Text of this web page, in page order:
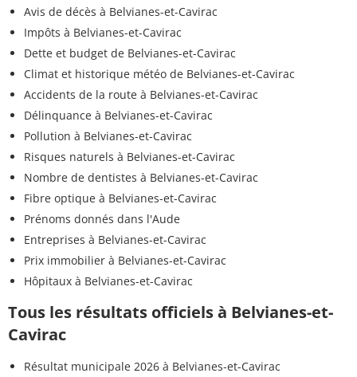
Avis de décès à Belvianes-et-Cavirac
Impôts à Belvianes-et-Cavirac
Dette et budget de Belvianes-et-Cavirac
Climat et historique météo de Belvianes-et-Cavirac
Accidents de la route à Belvianes-et-Cavirac
Délinquance à Belvianes-et-Cavirac
Pollution à Belvianes-et-Cavirac
Risques naturels à Belvianes-et-Cavirac
Nombre de dentistes à Belvianes-et-Cavirac
Fibre optique à Belvianes-et-Cavirac
Prénoms donnés dans l'Aude
Entreprises à Belvianes-et-Cavirac
Prix immobilier à Belvianes-et-Cavirac
Hôpitaux à Belvianes-et-Cavirac
Tous les résultats officiels à Belvianes-et-
Cavirac
Résultat municipale 2026 à Belvianes-et-Cavirac